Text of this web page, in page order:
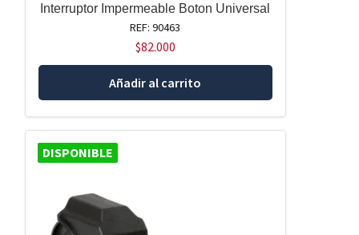
Interruptor Impermeable Boton Universal
REF: 90463
$82.000
Añadir al carrito
DISPONIBLE